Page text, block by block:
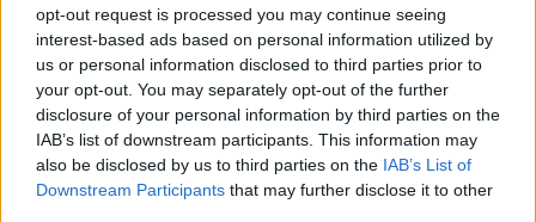
opt-out request is processed you may continue seeing
interest-based ads based on personal information utilized by
us or personal information disclosed to third parties prior to
your opt-out. You may separately opt-out of the further
disclosure of your personal information by third parties on the
IAB’s list of downstream participants. This information may
also be disclosed by us to third parties on the IAB’s List of
Downstream Participants that may further disclose it to other
Par conséquent, quand votre corps souffre d’un
déséquilibre énergétique, elle peut y remédier en
servant de pont entre votre cerveau et votre corps.
Tapoter légèrement, caresser et masser ce point,